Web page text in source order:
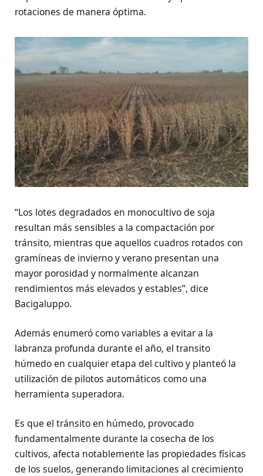
rotaciones de manera óptima.
“Los lotes degradados en monocultivo de soja
resultan más sensibles a la compactación por
tránsito, mientras que aquellos cuadros rotados con
gramíneas de invierno y verano presentan una
mayor porosidad y normalmente alcanzan
rendimientos más elevados y estables”, dice
Bacigaluppo.
Además enumeró como variables a evitar a la
labranza profunda durante el año, el transito
húmedo en cualquier etapa del cultivo y planteó la
utilización de pilotos automáticos como una
herramienta superadora.
Es que el tránsito en húmedo, provocado
fundamentalmente durante la cosecha de los
cultivos, afecta notablemente las propiedades físicas
de los suelos, generando limitaciones al crecimiento